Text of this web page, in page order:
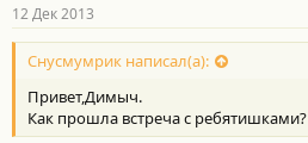
12 Дек 2013
Снусмумрик написал(а):
Привет,Димыч.
Как прошла встреча с ребятишками?